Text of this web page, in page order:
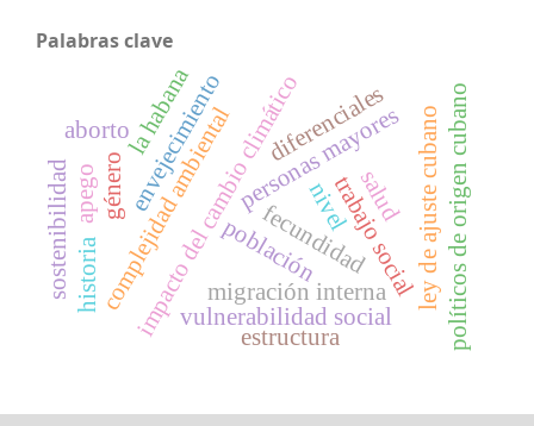
Palabras clave
complejidad ambiental
impacto del cambio climático
población
vulnerabilidad social
trabajo social
personas mayores
envejecimiento
migración interna
género ley de ajuste cubanopolíticos de origen cubano
diferenciales
estructura
fecundidad
la habana
nivel
aborto
salud
historia
sostenibilidad apego